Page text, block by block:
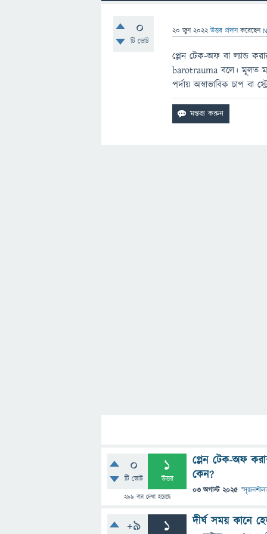
0
টি ভোট
20 জুন 2022 উত্তর প্রদান করেছেন
প্লেন টেক-অফ বা ল্যান্ড
barotrauma বলে। মূলত
পর্দায় অস্বাভাবিক চাপ
0
টি ভোট
1
উত্তর
299 বার দেখা হয়েছে
প্লেন টেক-অফ
কেন?
03 অগাস্ট 2025 "
+9 1 দীর্ঘ সময় কানে